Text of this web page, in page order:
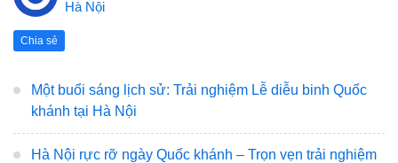
Hà Nội
Chia sẻ
Một buổi sáng lịch sử: Trải nghiệm Lễ diễu binh Quốc
khánh tại Hà Nội
Hà Nội rực rỡ ngày Quốc khánh – Trọn vẹn trải nghiệm